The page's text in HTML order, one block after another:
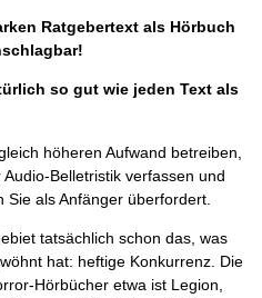
Ratgebertext als Hörbuch
so gut wie jeden Text als
höheren Aufwand betreiben,
Belletristik verfassen und
als Anfänger überfordert.
tatsächlich schon das, was
hat: heftige Konkurrenz. Die
Hörbücher etwa ist Legion,